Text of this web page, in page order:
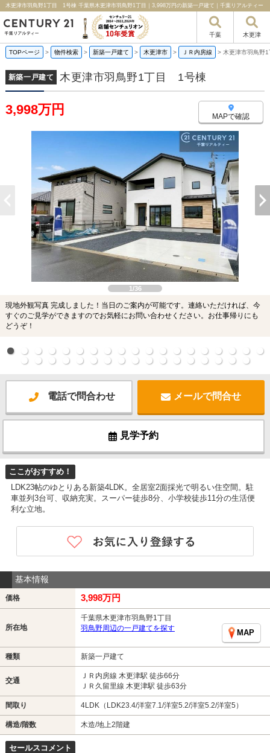
木更津市羽鳥野1丁目 1号棟 千葉県木更津市羽鳥野1丁目｜3,998万円の新築一戸建て｜千葉リアルティー
千葉 木更津
TOPページ > 物件検索 > 新築一戸建て > 木更津市 > ＪＲ内房線 > 木更津市羽鳥野
新築一戸建て 木更津市羽鳥野1丁目 1号棟
3,998万円 MAPで確認
1/36
現地外観写真 完成しました！当日のご案内が可能です。連絡いただければ、今
すぐのご見学ができますのでお気軽にお問い合わせください。お仕事帰りにも
どうぞ！
電話で問合わせ メールで問合せ
見学予約
ここがおすすめ！
LDK23帖のゆとりある新築4LDK。全居室2面採光で明るい住空間。駐
車並列3台可、収納充実。スーパー徒歩8分、小学校徒歩11分の生活便
利な立地。
基本情報
価格 3,998万円
所在地
千葉県木更津市羽鳥野1丁目
羽鳥野周辺の一戸建てを探す
MAP
種類 新築一戸建て
交通
ＪＲ内房線 木更津駅 徒歩66分
ＪＲ久留里線 木更津駅 徒歩63分
間取り 4LDK（LDK23.4/洋室7.1/洋室5.2/洋室5.2/洋室5）
構造/階数 木造/地上2階建
セールスコメント